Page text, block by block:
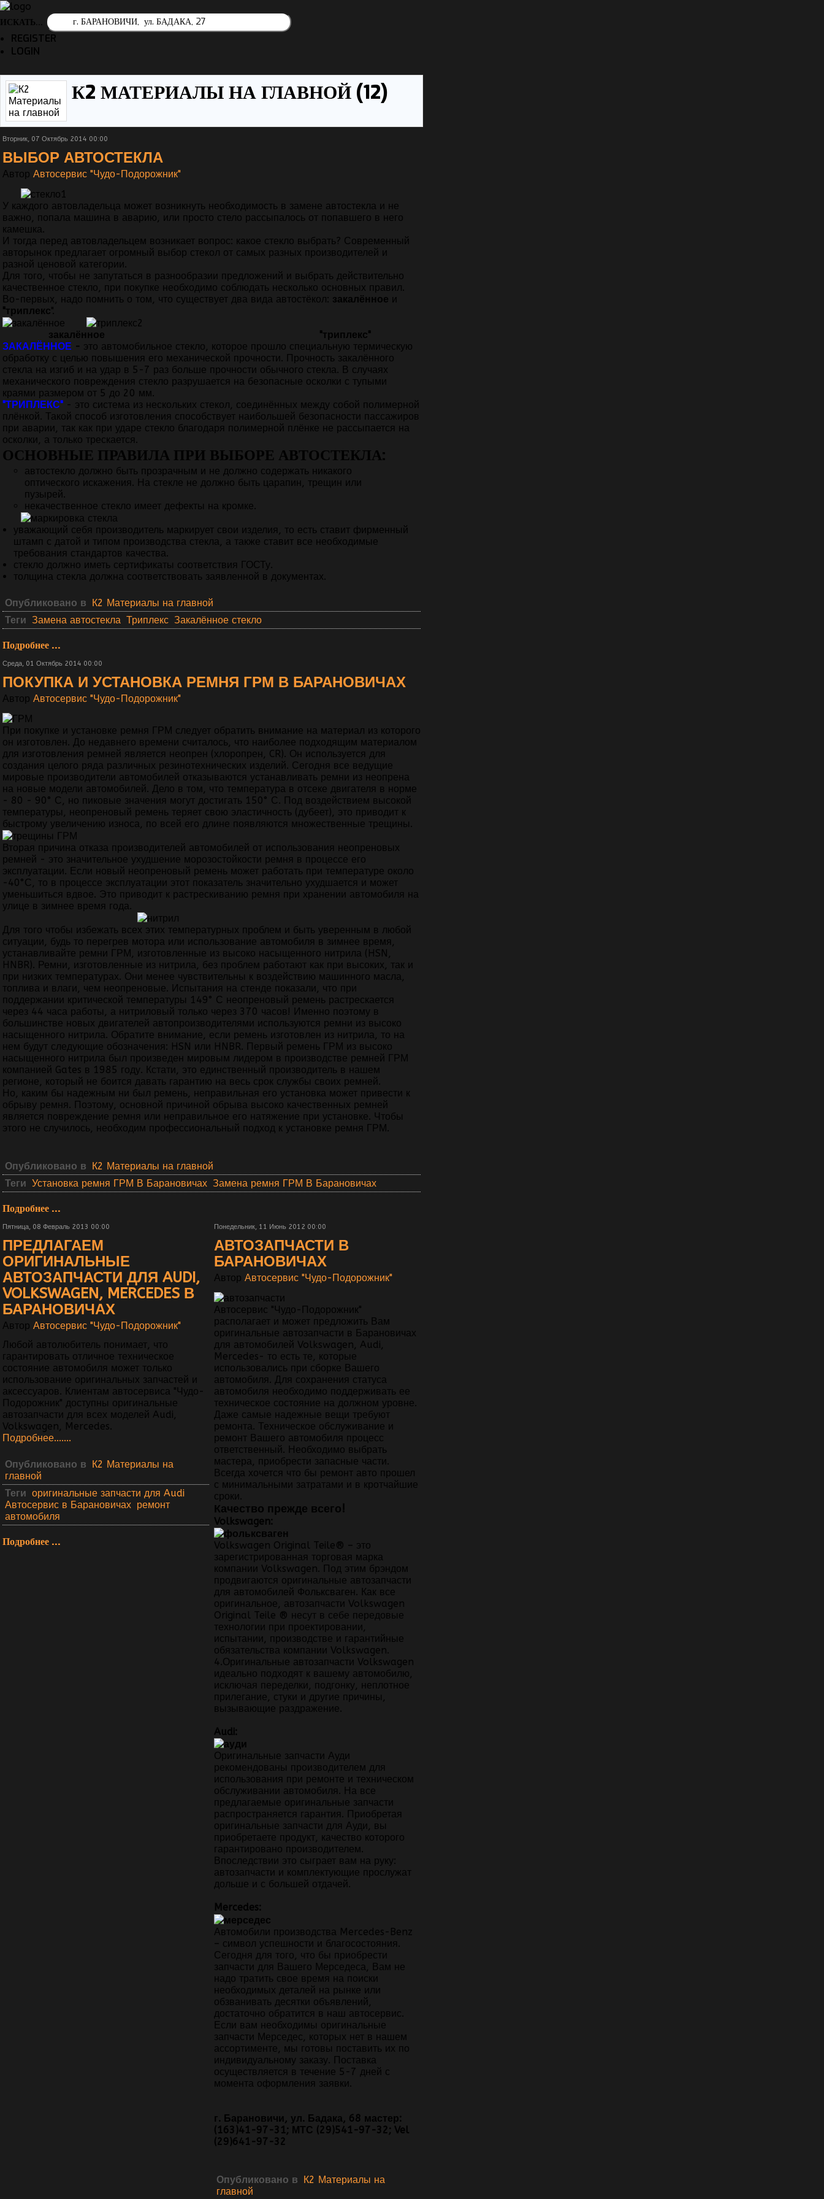
ИСКАТЬ...
REGISTER
LOGIN
К2 МАТЕРИАЛЫ НА ГЛАВНОЙ (12)
Вторник, 07 Октябрь 2014 00:00
ВЫБОР АВТОСТЕКЛА
Автор Автосервис "Чудо-Подорожник"
У каждого автовладельца может возникнуть необходимость в замене автостекла и не
важно, попала машина в аварию, или просто стело рассыпалось от попавшего в него
камешка.
И тогда перед автовладельцем возникает вопрос: какое стекло выбрать? Современный
авторынок предлагает огромный выбор стекол от самых разных производителей и
разной ценовой категории.
Для того, чтобы не запутаться в разнообразии предложений и выбрать действительно
качественное стекло, при покупке необходимо соблюдать несколько основных правил.
Во-первых, надо помнить о том, что существует два вида автостёкол: закалённое и
"триплекс".
закалённое
"триплекс"
ЗАКАЛЁННОЕ - это автомобильное стекло, которое прошло специальную термическую
обработку с целью повышения его механической прочности. Прочность закалённого
стекла на изгиб и на удар в 5-7 раз больше прочности обычного стекла. В случаях
механического повреждения стекло разрушается на безопасные осколки с тупыми
краями размером от 5 до 20 мм.
"ТРИПЛЕКС" - это система из нескольких стекол, соединённых между собой полимерной
плёнкой. Такой способ изготовления способствует наибольшей безопасности пассажиров
при аварии, так как при ударе стекло благодаря полимерной плёнке не рассыпается на
осколки, а только трескается.
ОСНОВНЫЕ ПРАВИЛА ПРИ ВЫБОРЕ АВТОСТЕКЛА:
автостекло должно быть прозрачным и не должно содержать никакого
оптического искажения. На стекле не должно быть царапин, трещин или
пузырей.
некачественное стекло имеет дефекты на кромке.
уважающий себя производитель маркирует свои изделия, то есть ставит фирменный
штамп с датой и типом производства стекла, а также ставит все необходимые
требования стандартов качества.
стекло должно иметь сертификаты соответствия ГОСТу.
толщина стекла должна соответствовать заявленной в документах.
Опубликовано в
К2 Материалы на главной
Теги Замена автостекла Триплекс Закалённое стекло
Подробнее ...
Среда, 01 Октябрь 2014 00:00
ПОКУПКА И УСТАНОВКА РЕМНЯ ГРМ В БАРАНОВИЧАХ
Автор Автосервис "Чудо-Подорожник"
При покупке и установке ремня ГРМ следует обратить внимание на материал из которого
он изготовлен. До недавнего времени считалось, что наиболее подходящим материалом
для изготовления ремней является неопрен (хлоропрен, CR). Он используется для
создания целого ряда различных резинотехнических изделий. Сегодня все ведущие
мировые производители автомобилей отказываются устанавливать ремни из неопрена
на новые модели автомобилей. Дело в том, что температура в отсеке двигателя в норме
- 80 - 90° С, но пиковые значения могут достигать 150° С. Под воздействием высокой
температуры, неопреновый ремень теряет свою эластичность (дубеет), это приводит к
быстрому увеличению износа, по всей его длине появляются множественные трещины.
Вторая причина отказа производителей автомобилей от использования неопреновых
ремней - это значительное ухудшение морозостойкости ремня в процессе его
эксплуатации. Если новый неопреновый ремень может работать при температуре около
-40°С, то в процессе эксплуатации этот показатель значительно ухудшается и может
уменьшиться вдвое. Это приводит к растрескиванию ремня при хранении автомобиля на
улице в зимнее время года.
Для того чтобы избежать всех этих температурных проблем и быть уверенным в любой
ситуации, будь то перегрев мотора или использование автомобиля в зимнее время,
устанавливайте ремни ГРМ, изготовленные из высоко насыщенного нитрила (HSN,
HNBR). Ремни, изготовленные из нитрила, без проблем работают как при высоких, так и
при низких температурах. Они менее чувствительны к воздействию машинного масла,
топлива и влаги, чем неопреновые. Испытания на стенде показали, что при
поддержании критической температуры 149° С неопреновый ремень растрескается
через 44 часа работы, а нитриловый только через 370 часов! Именно поэтому в
большинстве новых двигателей автопроизводителями используются ремни из высоко
насыщенного нитрила. Обратите внимание, если ремень изготовлен из нитрила, то на
нем будут следующие обозначения: HSN или HNBR. Первый ремень ГРМ из высоко
насыщенного нитрила был произведен мировым лидером в производстве ремней ГРМ
компанией Gates в 1985 году. Кстати, это единственный производитель в нашем
регионе, который не боится давать гарантию на весь срок службы своих ремней.
Но, каким бы надежным ни был ремень, неправильная его установка может привести к
обрыву ремня. Поэтому, основной причиной обрыва высоко качественных ремней
является повреждение ремня или неправильное его натяжение при установке. Чтобы
этого не случилось, необходим профессиональный подход к установке ремня ГРМ.
Опубликовано в
К2 Материалы на главной
Теги Установка ремня ГРМ В Барановичах Замена ремня ГРМ В Барановичах
Подробнее ...
Пятница, 08 Февраль 2013 00:00
ПРЕДЛАГАЕМ
ОРИГИНАЛЬНЫЕ
АВТОЗАПЧАСТИ ДЛЯ AUDI,
VOLKSWAGEN, MERCEDES В
БАРАНОВИЧАХ
Автор Автосервис "Чудо-Подорожник"
Любой автолюбитель понимает, что
гарантировать отличное техническое
состояние автомобиля может только
использование оригинальных запчастей и
аксессуаров. Клиентам автосервиса "Чудо-
Подорожник" доступны оригинальные
автозапчасти для всех моделей Audi,
Volkswagen, Mercedes.
Подробнее.......
Опубликовано в
К2 Материалы на
главной
Теги оригинальные запчасти для Audi
Автосервис в Барановичах ремонт
автомобиля
Подробнее ...
Понедельник, 11 Июнь 2012 00:00
АВТОЗАПЧАСТИ В
БАРАНОВИЧАХ
Автор Автосервис "Чудо-Подорожник"
Автосервис "Чудо-Подорожник"
располагает и может предложить Вам
оригинальные автозапчасти в Барановичах
для автомобилей Volkswagen, Audi,
Mercedes- то есть те, которые
использовались при сборке Вашего
автомобиля. Для сохранения статуса
автомобиля необходимо поддерживать ее
техническое состояние на должном уровне.
Даже самые надежные вещи требуют
ремонта. Техническое обслуживание и
ремонт Вашего автомобиля процесс
ответственный. Необходимо выбрать
мастера, приобрести запасные части.
Всегда хочется что бы ремонт авто прошел
с минимальными затратами и в кротчайшие
сроки.
Качество прежде всего!
Volkswagen:
Volkswagen Original Teile® – это
зарегистрированная торговая марка
компании Volkswagen. Под этим брэндом
продвигаются оригинальные автозапчасти
для автомобилей Фольксваген. Как все
оригинальное, автозапчасти Volkswagen
Original Teile ® несут в себе передовые
технологии при проектировании,
испытании, производстве и гарантийные
обязательства компании Volkswagen.
4.Оригинальные автозапчасти Volkswagen
идеально подходят к вашему автомобилю,
исключая переделки, подгонку, неплотное
прилегание, стуки и другие причины,
вызывающие раздражение.
Audi:
Оригинальные запчасти Ауди
рекомендованы производителем для
использования при ремонте и техническом
обслуживании автомобиля. На все
предлагаемые оригинальные запчасти
распространяется гарантия. Приобретая
оригинальные запчасти для Ауди, вы
приобретаете продукт, качество которого
гарантировано производителем.
Впоследствии это сыграет вам на руку:
автозапчасти и комплектующие прослужат
дольше и с большей отдачей.
Mercedes:
Автомобили производства Mercedes-Benz
– символ успешности и благосостояния.
Сегодня для того, что бы приобрести
запчасти для Вашего Мерседеса, Вам не
надо тратить свое время на поиски
необходимых деталей на рынке или
обзванивать десятки объявлений,
достаточно обратится в наш автосервис.
Если вам необходимы оригинальные
запчасти Мерседес, которых нет в нашем
ассортименте, мы готовы поставить их по
индивидуальному заказу. Поставка
осуществляется в течение 5-7 дней с
момента оформления заявки.
г. Барановичи, ул. Бадака, 68 мастер:
(163)41-97-31; МТС (29)541-97-32; Vel
(29)641-97-32
Опубликовано в К2 Материалы на
главной